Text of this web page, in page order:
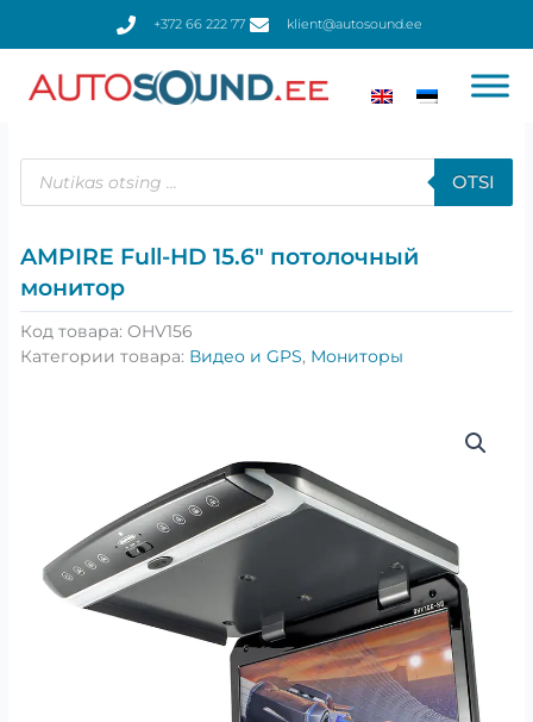
+372 66 222 77 klient@autosound.ee
Поиск
товаров
OTSI
AMPIRE Full-HD 15.6″ потолочный
монитор
Код товара: OHV156
Категории товара: Видео и GPS, Мониторы